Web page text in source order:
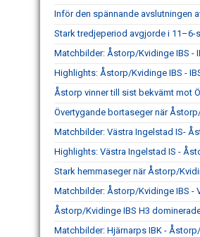
Inför den spännande avslutningen
Stark tredjeperiod avgjorde i 11–6-
Matchbilder: Åstorp/Kvidinge IBS -
Highlights: Åstorp/Kvidinge IBS -
Åstorp vinner till sist bekvämt mot
Övertygande bortaseger när
Matchbilder: Västra Ingelstad IS-
Highlights: Västra Ingelstad IS -
Stark hemmaseger när Åstorp/
Matchbilder: Åstorp/Kvidinge IBS -
Åstorp/Kvidinge IBS H3
Matchbilder: Hjärnarps IBK -